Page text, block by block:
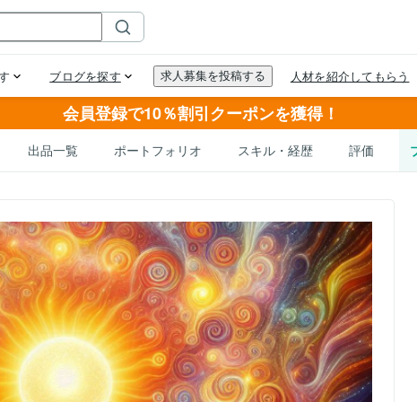
会員登録で10％割引クーポンを獲得！
出品一覧 ポートフォリオ スキル・経歴 評価